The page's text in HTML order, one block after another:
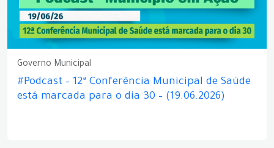
Governo Municipal
#Podcast – 12ª Conferência Municipal de Saúde
está marcada para o dia 30 – (19.06.2026)